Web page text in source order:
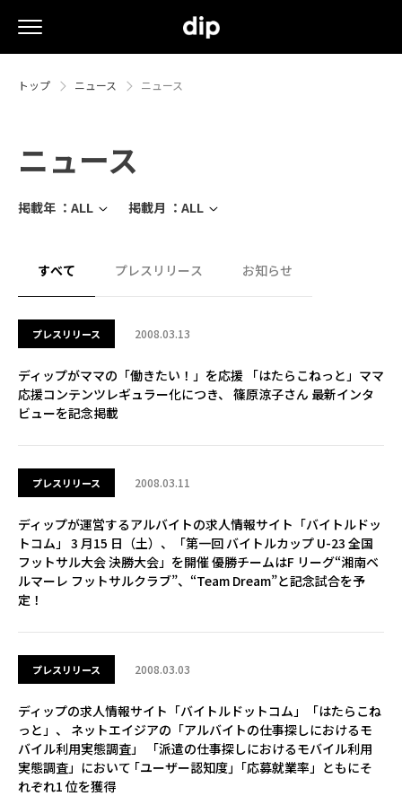
トップ ニュース ニュース
ニュース
掲載年 ： ALL 掲載月 ： ALL
すべて プレスリリース お知らせ
プレスリリース 2008.03.13
ディップがママの「働きたい！」を応援 「はたらこねっと」ママ
応援コンテンツレギュラー化につき、 篠原涼子さん 最新インタ
ビューを記念掲載
プレスリリース 2008.03.11
ディップが運営するアルバイトの求人情報サイト「バイトルドッ
トコム」 3 月15 日（土）、「第一回 バイトルカップ U-23 全国
フットサル大会 決勝大会」を開催 優勝チームはF リーグ“湘南ベ
ルマーレ フットサルクラブ”、“Team Dream”と記念試合を予
定！
プレスリリース 2008.03.03
ディップの求人情報サイト「バイトルドットコム」「はたらこね
っと」、 ネットエイジアの「アルバイトの仕事探しにおけるモ
バイル利用実態調査」 「派遣の仕事探しにおけるモバイル利用
実態調査」において ｢ユーザー認知度｣「応募就業率」ともにそ
れぞれ1 位を獲得